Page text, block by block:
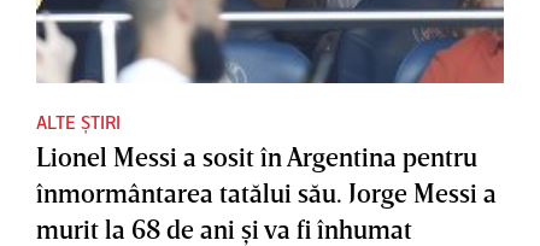
ALTE ȘTIRI
Lionel Messi a sosit în Argentina pentru
înmormântarea tatălui său. Jorge Messi a
murit la 68 de ani şi va fi înhumat